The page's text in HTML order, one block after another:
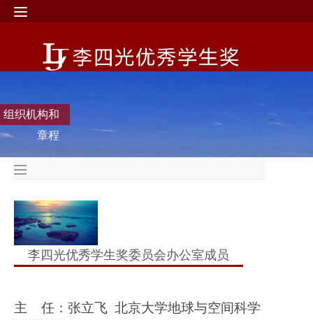
组织机构和
章程
李四光优秀学生奖委员会办公室成员
主 任：张立飞 北京大学地球与空间科学